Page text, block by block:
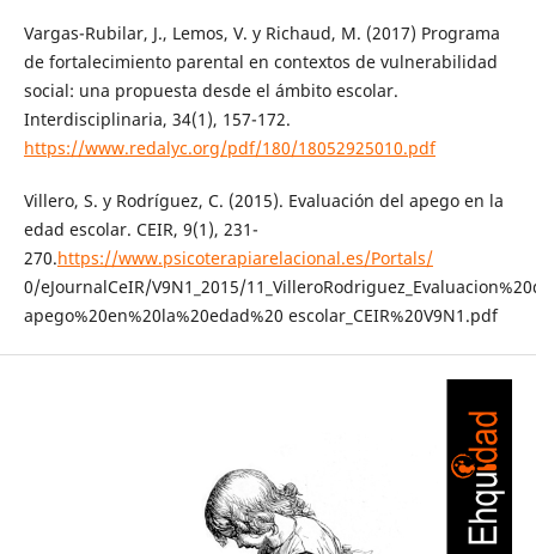
Vargas-Rubilar, J., Lemos, V. y Richaud, M. (2017) Programa
de fortalecimiento parental en contextos de vulnerabilidad
social: una propuesta desde el ámbito escolar.
Interdisciplinaria, 34(1), 157-172.
https://www.redalyc.org/pdf/180/18052925010.pdf
Villero, S. y Rodríguez, C. (2015). Evaluación del apego en la
edad escolar. CEIR, 9(1), 231-
270.https://www.psicoterapiarelacional.es/Portals/
0/eJournalCeIR/V9N1_2015/
apego%20en%20la%20edad%20 escolar_CEIR%20V9N1.pdf